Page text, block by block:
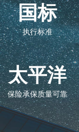
国标
执行标准
太平洋
保险承保质量可靠